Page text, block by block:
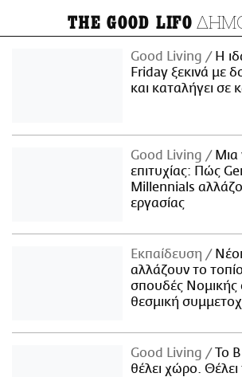
THE GOOD LIFO
Good Living
Η
Friday ξεκινά με
και καταλήγει σε
Good Living
Μια
επιτυχίας: Πώς
Millennials
εργασίας
Εκπαίδευση
αλλάζουν το
σπουδές Νομικής
θεσμική
Good Living
Το
θέλει χώρο.